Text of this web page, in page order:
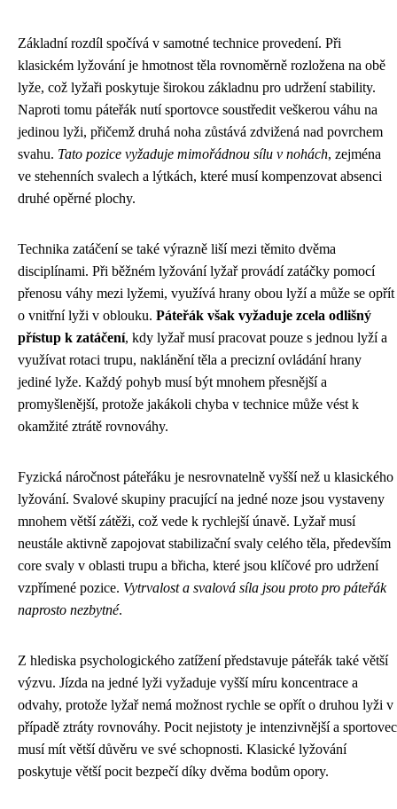
Základní rozdíl spočívá v samotné technice provedení. Při
klasickém lyžování je hmotnost těla rovnoměrně rozložena na obě
lyže, což lyžaři poskytuje širokou základnu pro udržení stability.
Naproti tomu páteřák nutí sportovce soustředit veškerou váhu na
jedinou lyži, přičemž druhá noha zůstává zdvižená nad povrchem
svahu. Tato pozice vyžaduje mimořádnou sílu v nohách, zejména
ve stehenních svalech a lýtkách, které musí kompenzovat absenci
druhé opěrné plochy.
Technika zatáčení se také výrazně liší mezi těmito dvěma
disciplínami. Při běžném lyžování lyžař provádí zatáčky pomocí
přenosu váhy mezi lyžemi, využívá hrany obou lyží a může se opřít
o vnitřní lyži v oblouku. Páteřák však vyžaduje zcela odlišný
přístup k zatáčení, kdy lyžař musí pracovat pouze s jednou lyží a
využívat rotaci trupu, naklánění těla a precizní ovládání hrany
jediné lyže. Každý pohyb musí být mnohem přesnější a
promyšlenější, protože jakákoli chyba v technice může vést k
okamžité ztrátě rovnováhy.
Fyzická náročnost páteřáku je nesrovnatelně vyšší než u klasického
lyžování. Svalové skupiny pracující na jedné noze jsou vystaveny
mnohem větší zátěži, což vede k rychlejší únavě. Lyžař musí
neustále aktivně zapojovat stabilizační svaly celého těla, především
core svaly v oblasti trupu a břicha, které jsou klíčové pro udržení
vzpřímené pozice. Vytrvalost a svalová síla jsou proto pro páteřák
naprosto nezbytné.
Z hlediska psychologického zatížení představuje páteřák také větší
výzvu. Jízda na jedné lyži vyžaduje vyšší míru koncentrace a
odvahy, protože lyžař nemá možnost rychle se opřít o druhou lyži v
případě ztráty rovnováhy. Pocit nejistoty je intenzivnější a sportovec
musí mít větší důvěru ve své schopnosti. Klasické lyžování
poskytuje větší pocit bezpečí díky dvěma bodům opory.